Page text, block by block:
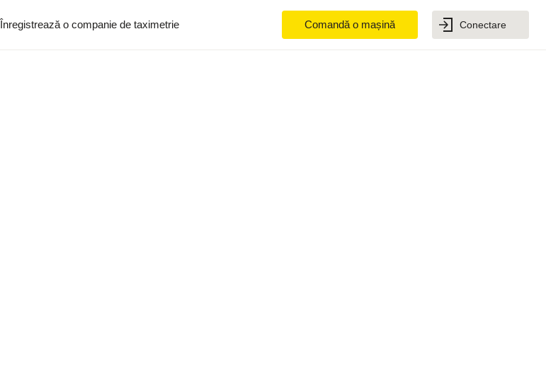
Înregistrează o companie de taximetrie Comandă o mașină Conectare